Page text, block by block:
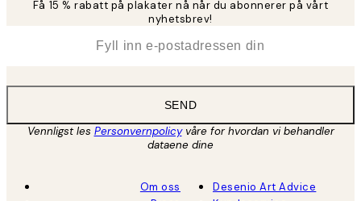
Få 15 % rabatt på plakater nå når du abonnerer på vårt
nyhetsbrev!
SEND
Vennligst les Personvernpolicyvåre for hvordan vi behandler
dataene dine
Om oss
Desenio Art Advice